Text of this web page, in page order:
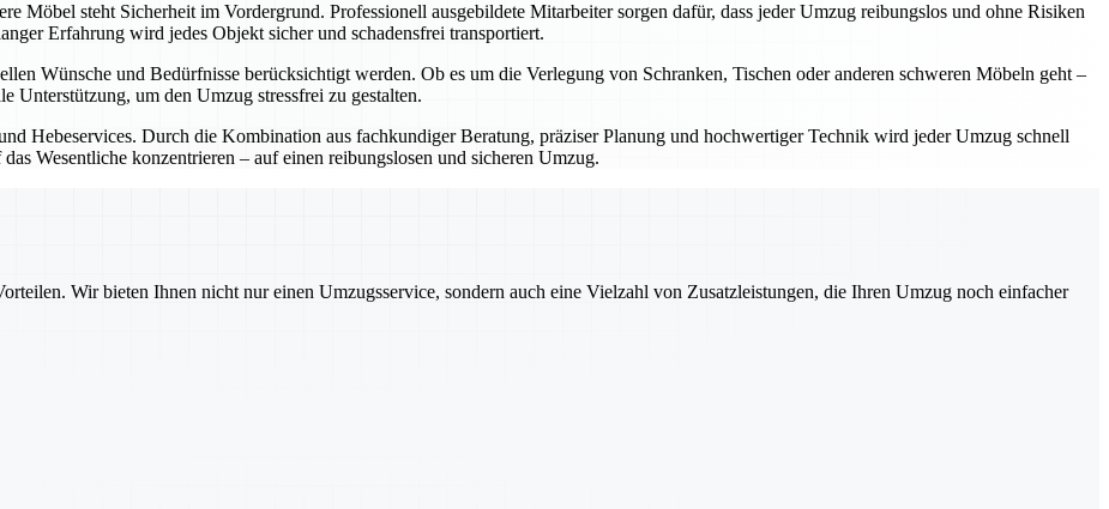
Möbel steht Sicherheit im Vordergrund. Professionell ausgebildete Mitarbeiter sorgen dafür, dass jeder Umzug reibungslos und ohne Risiken
Erfahrung wird jedes Objekt sicher und schadensfrei transportiert.
Wünsche und Bedürfnisse berücksichtigt werden. Ob es um die Verlegung von Schranken, Tischen oder anderen schweren Möbeln geht –
Unterstützung, um den Umzug stressfrei zu gestalten.
Hebeservices. Durch die Kombination aus fachkundiger Beratung, präziser Planung und hochwertiger Technik wird jeder Umzug schnell
Wesentliche konzentrieren – auf einen reibungslosen und sicheren Umzug.
Wir bieten Ihnen nicht nur einen Umzugsservice, sondern auch eine Vielzahl von Zusatzleistungen, die Ihren Umzug noch einfacher